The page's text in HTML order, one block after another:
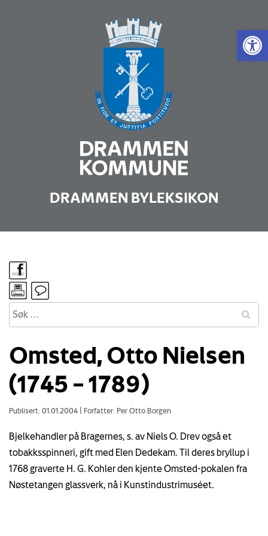
Vis
DRAMMEN BYLEKSIKON
Omsted, Otto Nielsen
(1745 – 1789)
Publisert: 01.01.2004 Forfatter: Per Otto Borgen
Bjelkehandler på Bragernes, s. av Niels O. Drev også et
tobakksspinneri, gift med Elen Dedekam. Til deres bryllup i
1768 graverte H. G. Kohler den kjente Omsted-pokalen fra
Nøstetangen glassverk, nå i Kunstindustrimuséet.